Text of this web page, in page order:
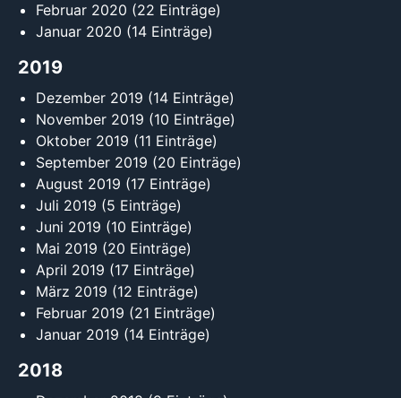
Februar 2020 (22 Einträge)
Januar 2020 (14 Einträge)
2019
Dezember 2019 (14 Einträge)
November 2019 (10 Einträge)
Oktober 2019 (11 Einträge)
September 2019 (20 Einträge)
August 2019 (17 Einträge)
Juli 2019 (5 Einträge)
Juni 2019 (10 Einträge)
Mai 2019 (20 Einträge)
April 2019 (17 Einträge)
März 2019 (12 Einträge)
Februar 2019 (21 Einträge)
Januar 2019 (14 Einträge)
2018